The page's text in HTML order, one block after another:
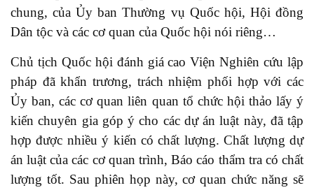
chung, của Ủy ban Thường vụ Quốc hội, Hội đồng
Dân tộc và các cơ quan của Quốc hội nói riêng…
Chủ tịch Quốc hội đánh giá cao Viện Nghiên cứu lập
pháp đã khẩn trương, trách nhiệm phối hợp với các
Ủy ban, các cơ quan liên quan tổ chức hội thảo lấy ý
kiến chuyên gia góp ý cho các dự án luật này, đã tập
hợp được nhiều ý kiến có chất lượng. Chất lượng dự
án luật của các cơ quan trình, Báo cáo thẩm tra có chất
lượng tốt. Sau phiên họp này, cơ quan chức năng sẽ